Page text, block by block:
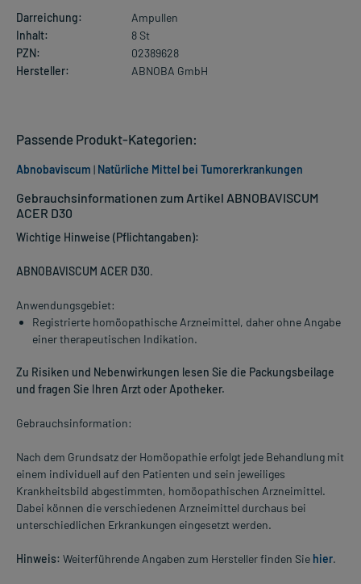
Darreichung:
Ampullen
Inhalt:
8 St
PZN:
02389628
Hersteller:
ABNOBA GmbH
Gebrauchsinformationen zum Artikel ABNOBAVISCUM
ACER D30
Wichtige Hinweise (Pflichtangaben):
ABNOBAVISCUM ACER D30.
Anwendungsgebiet:
Registrierte homöopathische Arzneimittel, daher ohne Angabe
einer therapeutischen Indikation.
Zu Risiken und Nebenwirkungen lesen Sie die Packungsbeilage
und fragen Sie Ihren Arzt oder Apotheker.
Gebrauchsinformation:
Nach dem Grundsatz der Homöopathie erfolgt jede Behandlung mit
einem individuell auf den Patienten und sein jeweiliges
Krankheitsbild abgestimmten, homöopathischen Arzneimittel.
Dabei können die verschiedenen Arzneimittel durchaus bei
unterschiedlichen Erkrankungen eingesetzt werden.
Hinweis: Weiterführende Angaben zum Hersteller finden Sie hier.
Passende Produkt-Kategorien:
Abnobaviscum | Natürliche Mittel bei Tumorerkrankungen